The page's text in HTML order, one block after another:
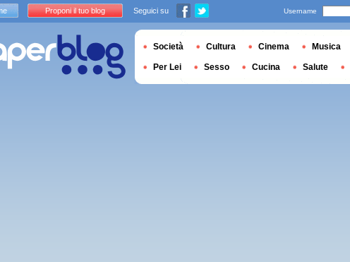
Proponi il tuo blog Seguici su Username
Società Cultura Cinema Musica
Per Lei Sesso Cucina Salute